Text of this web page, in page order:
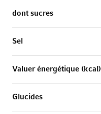
dont sucres
Sel
Valuer énergétique (kcal)
Glucides